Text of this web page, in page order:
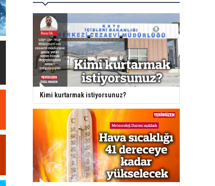
Kimi kurtarmak istiyorsunuz?